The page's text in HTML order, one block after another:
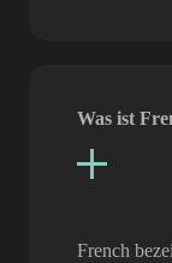
Was ist
French